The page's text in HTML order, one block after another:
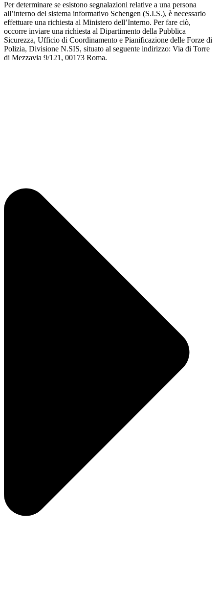
Per determinare se esistono segnalazioni relative a una persona
all’interno del sistema informativo Schengen (S.I.S.), è necessario
effettuare una richiesta al Ministero dell’Interno. Per fare ciò,
occorre inviare una richiesta al Dipartimento della Pubblica
Sicurezza, Ufficio di Coordinamento e Pianificazione delle Forze di
Polizia, Divisione N.SIS, situato al seguente indirizzo: Via di Torre
di Mezzavia 9/121, 00173 Roma.